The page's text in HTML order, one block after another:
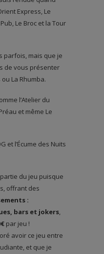
Express, Le
Le Broc et la Tour
parfois, mais que je
de vous présenter
La Rhumba.
l’Atelier du
et même Le
et l’Écume des Nuits
partie du jeu puisque
offrant des
:
bars et jokers,
par jeu !
avoir ce jeu entre
et que je